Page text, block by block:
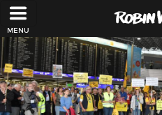
Direkt zum Inhalt